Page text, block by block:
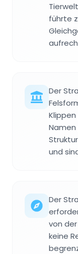
führte
Der
Namen
und
Der
von
keine